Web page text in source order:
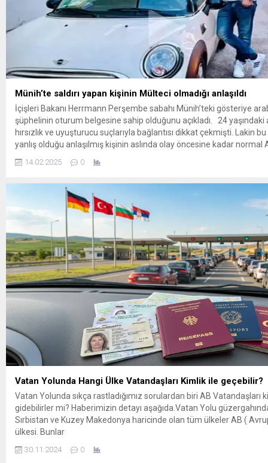
Münih’te saldırı yapan kişinin Mülteci olmadığı anlaşıldı
İçişleri Bakanı Herrmann Perşembe sabahı Münih’teki gösteriye
şüphelinin oturum belgesine sahip olduğunu açıkladı. 24 yaşındaki
hırsızlık ve uyuşturucu suçlarıyla bağlantısı dikkat çekmişti. Lakin
yanlış olduğu anlaşılmış kişinin aslında olay öncesine kadar normal
”Şüpheli çarşamba...
14.02.2025 0
Vatan Yolunda Hangi Ülke Vatandaşları Kimlik ile geçebilir?
Vatan Yolunda sıkça rastladığımız sorulardan biri AB Vatandaşları
gidebilirler mi? Haberimizin detayı aşağıda.Vatan Yolu
Sırbistan ve Kuzey Makedonya haricinde olan tüm ülkeler AB (
ülkesi. Bunlar
ve Romanya. Türkiye Cumhuriyeti Vatandaşları Sırbistan ve Kuzey
30.11.2024 0